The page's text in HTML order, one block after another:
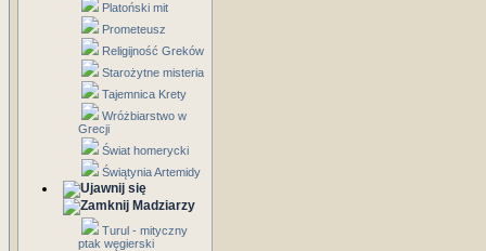
Platoński mit
Prometeusz
Religijność Greków
Starożytne misteria
Tajemnica Krety
Wróżbiarstwo w
Grecji
Świat homerycki
Świątynia Artemidy
Madziarzy
Turul - mityczny
ptak węgierski